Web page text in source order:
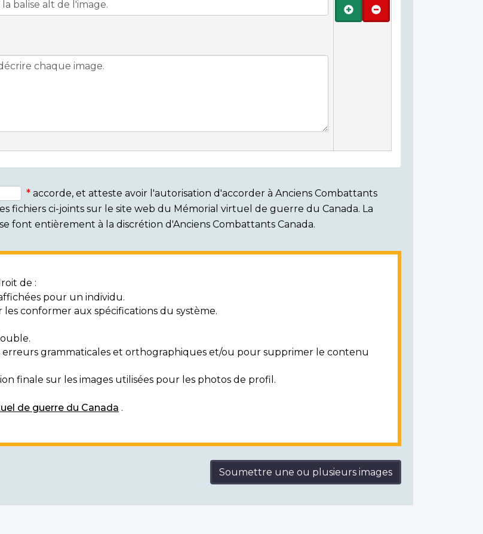
AjouterRetirer
accorde, et atteste avoir l'autorisation d'accorder à Anciens Combattants
fichiers ci-joints sur le site web du Mémorial virtuel de guerre du Canada. La
font entièrement à la discrétion d'Anciens Combattants Canada.
de :
pour un individu.
conformer aux spécifications du système.
erreurs grammaticales et orthographiques et/ou pour supprimer le contenu
finale sur les images utilisées pour les photos de profil.
de guerre du Canada .
Soumettre une ou plusieurs images